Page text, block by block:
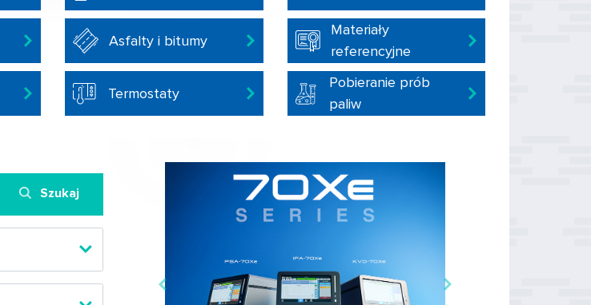
Asfalty i bitumy
Materiały
referencyjne
Termostaty
Pobieranie prób
paliw
Szukaj